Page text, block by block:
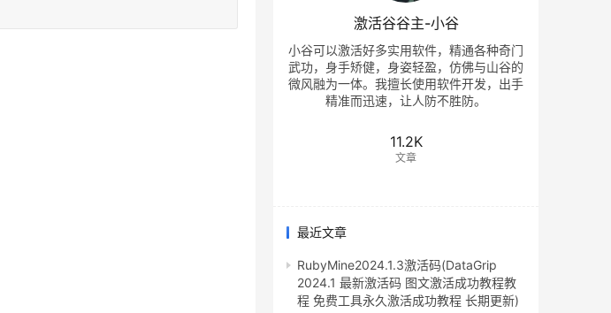
激活谷谷主-小谷
小谷可以激活好多实用软件，精通各种奇门
武功，身手矫健，身姿轻盈，仿佛与山谷的
微风融为一体。我擅长使用软件开发，出手
精准而迅速，让人防不胜防。
11.2K
文章
最近文章
RubyMine2024.1.3激活码(DataGrip
2024.1 最新激活码 图文激活成功教程教
程 免费工具永久激活成功教程 长期更新)